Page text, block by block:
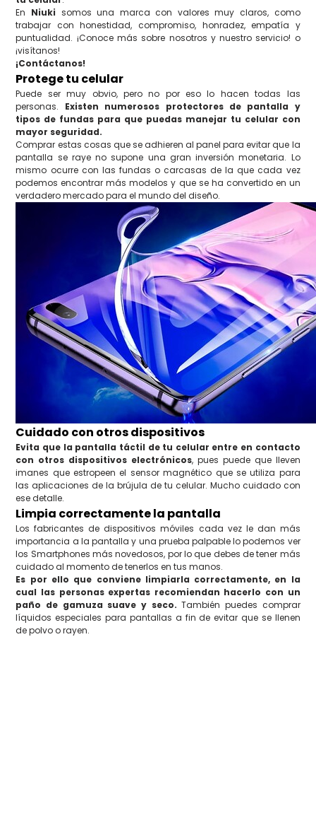
En Niuki somos una marca con valores muy claros, como
trabajar con honestidad, compromiso, honradez, empatía y
puntualidad. ¡Conoce más sobre nosotros y nuestro servicio! o
¡visítanos!
¡Contáctanos!
Protege tu celular
Puede ser muy obvio, pero no por eso lo hacen todas las
personas. Existen numerosos protectores de pantalla y
tipos de fundas para que puedas manejar tu celular con
mayor seguridad.
Comprar estas cosas que se adhieren al panel para evitar que la
pantalla se raye no supone una gran inversión monetaria. Lo
mismo ocurre con las fundas o carcasas de la que cada vez
podemos encontrar más modelos y que se ha convertido en un
verdadero mercado para el mundo del diseño.
Cuidado con otros dispositivos
Evita que la pantalla táctil de tu celular entre en contacto
con otros dispositivos electrónicos, pues puede que lleven
imanes que estropeen el sensor magnético que se utiliza para
las aplicaciones de la brújula de tu celular. Mucho cuidado con
ese detalle.
Limpia correctamente la pantalla
Los fabricantes de dispositivos móviles cada vez le dan más
importancia a la pantalla y una prueba palpable lo podemos ver
los Smartphones más novedosos, por lo que debes de tener más
cuidado al momento de tenerlos en tus manos.
Es por ello que conviene limpiarla correctamente, en la
cual las personas expertas recomiendan hacerlo con un
paño de gamuza suave y seco. También puedes comprar
líquidos especiales para pantallas a fin de evitar que se llenen
de polvo o rayen.